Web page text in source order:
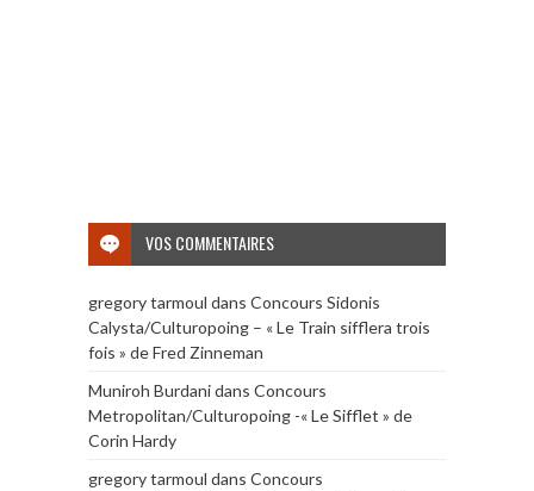
VOS COMMENTAIRES
gregory tarmoul dans Concours Sidonis
Calysta/Culturopoing – « Le Train sifflera trois
fois » de Fred Zinneman
Muniroh Burdanidans Concours
Metropolitan/Culturopoing -« Le Sifflet » de
Corin Hardy
gregory tarmoul dans Concours